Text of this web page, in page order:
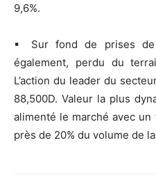
9,6%.
▪ Sur fond de prises
également, perdu du
L’action du leader du
88,500D. Valeur la plus
alimenté le marché avec
près de 20% du volume de